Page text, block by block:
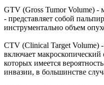
GTV (Gross Tumor Volume) -
- представляет собой
инструментально объем
CTV (Clinical Target
включает
которых имеется
инвазии, в большинстве